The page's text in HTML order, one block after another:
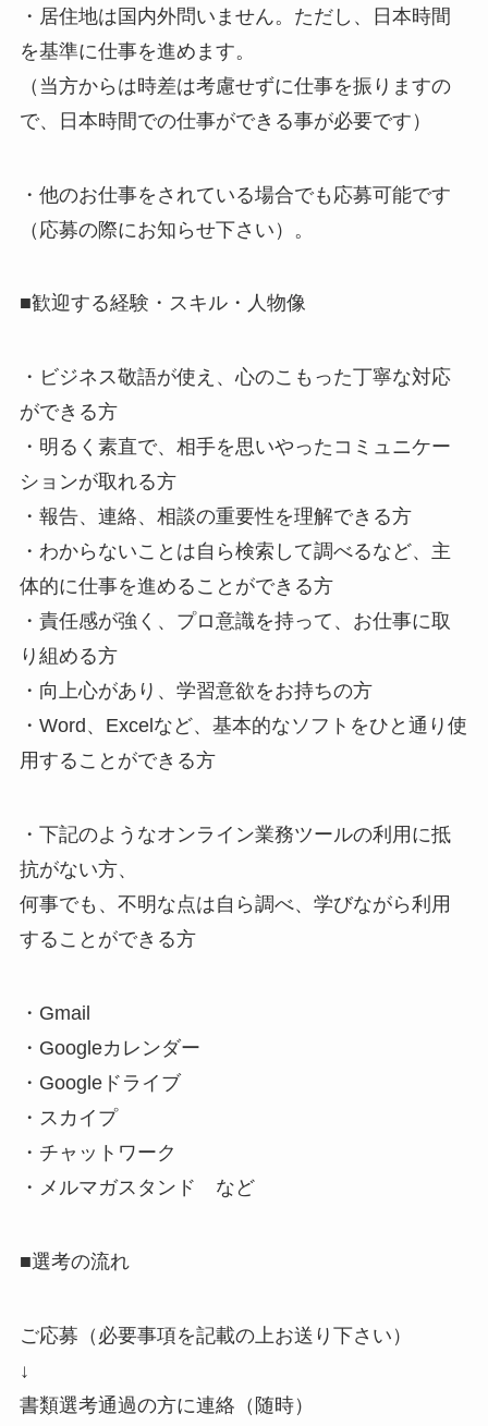
・居住地は国内外問いません。ただし、日本時間
を基準に仕事を進めます。
（当方からは時差は考慮せずに仕事を振りますの
で、日本時間での仕事ができる事が必要です）
・他のお仕事をされている場合でも応募可能です
（応募の際にお知らせ下さい）。
■歓迎する経験・スキル・人物像
・ビジネス敬語が使え、心のこもった丁寧な対応
ができる方
・明るく素直で、相手を思いやったコミュニケー
ションが取れる方
・報告、連絡、相談の重要性を理解できる方
・わからないことは自ら検索して調べるなど、主
体的に仕事を進めることができる方
・責任感が強く、プロ意識を持って、お仕事に取
り組める方
・向上心があり、学習意欲をお持ちの方
・Word、Excelなど、基本的なソフトをひと通り使
用することができる方
・下記のようなオンライン業務ツールの利用に抵
抗がない方、
何事でも、不明な点は自ら調べ、学びながら利用
することができる方
・Gmail
・Googleカレンダー
・Googleドライブ
・スカイプ
・チャットワーク
・メルマガスタンド など
■選考の流れ
ご応募（必要事項を記載の上お送り下さい）
↓
書類選考通過の方に連絡（随時）